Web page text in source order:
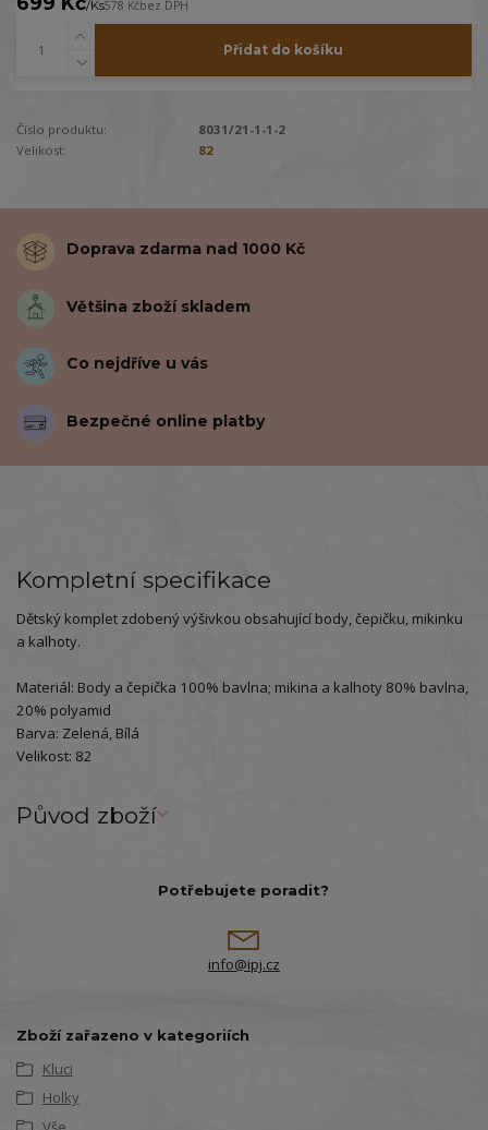
/Ks578 Kčbez DPH
Přidat do košíku
Číslo produktu:
8031/21-1-1-2
Velikost:
82
Doprava zdarma nad 1000 Kč
Většina zboží skladem
Co nejdříve u vás
Bezpečné online platby
Kompletní specifikace
Dětský komplet zdobený výšivkou obsahující body, čepičku, mikinku
a kalhoty.
Materiál: Body a čepička 100% bavlna; mikina a kalhoty 80% bavlna,
20% polyamid
Barva: Zelená, Bílá
Velikost: 82
Původ zboží
Potřebujete poradit?
info@ipj.cz
Zboží zařazeno v kategoriích
Kluci
Holky